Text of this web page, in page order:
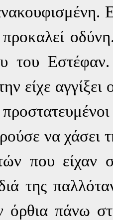
του
είχε
να χάσει
που είχαν
της
όρθια πάνω